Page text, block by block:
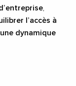
l’accès à
dynamique